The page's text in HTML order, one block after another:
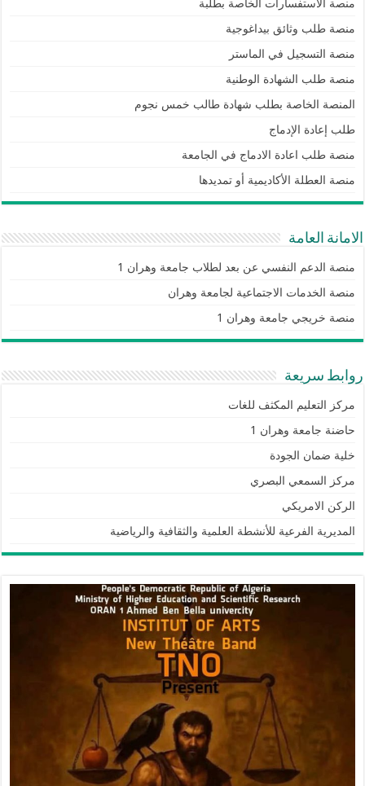
منصة الاستفسارات الخاصة بطلبة
منصة طلب وثائق بيداغوجية
منصة التسجيل في الماستر
منصة طلب الشهادة الوطنية
المنصة الخاصة بطلب شهادة طالب خمس نجوم
طلب إعادة الإدماج
منصة طلب اعادة الادماج في الجامعة
منصة العطلة الأكاديمية أو تمديدها
الامانة العامة
منصة الدعم النفسي عن بعد لطلاب جامعة وهران 1
منصة الخدمات الاجتماعية لجامعة وهران
منصة خريجي جامعة وهران 1
روابط سريعة
مركز التعليم المكثف للغات
حاضنة جامعة وهران 1
خلية ضمان الجودة
مركز السمعي البصري
الركن الامريكي
المديرية الفرعية للأنشطة العلمية والثقافية والرياضية